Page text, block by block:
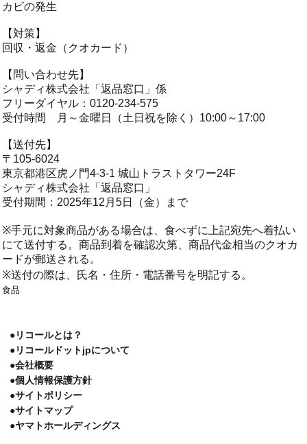
カビの発生
【対策】
回収・返金（クオカード）
【問い合わせ先】
シャディ株式会社「返品窓口」係
フリーダイヤル：0120-234-575
受付時間 月～金曜日（土日祝を除く）10:00～17:00
【送付先】
〒105-6024
東京都港区虎ノ門4-3-1 城山トラストタワー24F
シャディ株式会社「返品窓口」
受付期間：2025年12月5日（金）まで
※手元に対象商品がある場合は、食べずに上記宛先へ着払い
にて送付する。商品到着を確認次第、商品代金相当のクオカ
ードが郵送される。
※送付の際は、氏名・住所・電話番号を明記する。
食品
●リコールとは？
●リコールドットjpについて
●会社概要
●個人情報保護方針
●サイトポリシー
●サイトマップ
●ヤマトホールディングス